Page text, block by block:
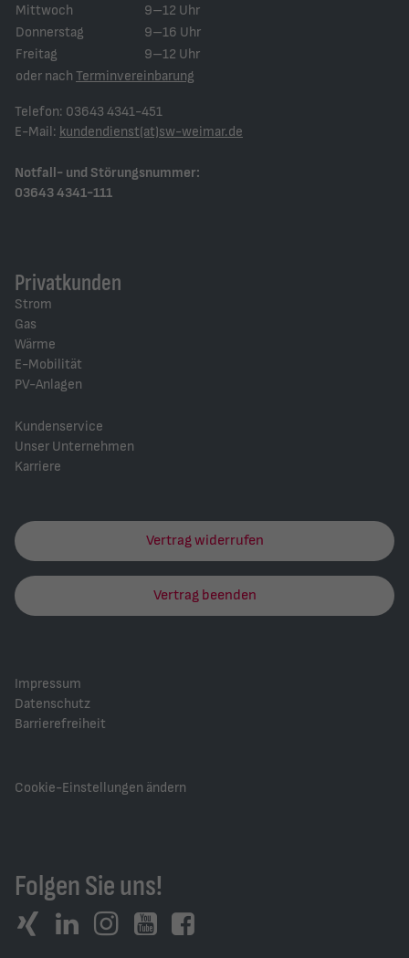
Mittwoch
9–12 Uhr
Donnerstag
9–16 Uhr
Freitag
9–12 Uhr
oder nach Terminvereinbarung
Telefon: 03643 4341-451
E-Mail: kundendienst(at)sw-weimar.de
Notfall- und Störungsnummer:
03643 4341-111
Privatkunden
Strom
Gas
Wärme
E-Mobilität
PV-Anlagen
Kundenservice
Unser Unternehmen
Karriere
Vertrag widerrufen
Vertrag beenden
Impressum
Datenschutz
Barrierefreiheit
Cookie-Einstellungen ändern
Folgen Sie uns!